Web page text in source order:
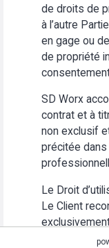
de droits de
à l’autre
en gage ou
de propriété
SD Worx
contrat et à
non exclusif
précitée
Le Droit
Le Client
Web. Le